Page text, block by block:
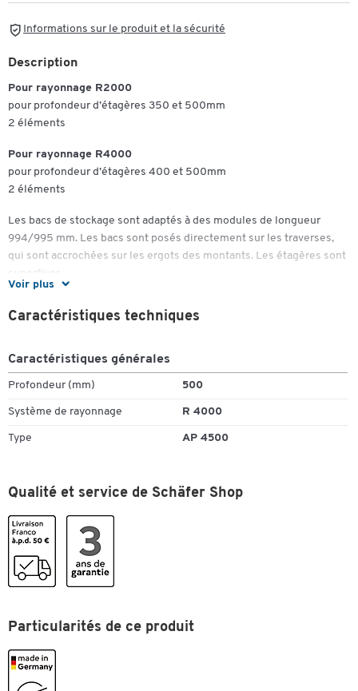
Informations sur le produit et la sécurité
Voir plus
Description
Pour rayonnage R2000
pour profondeur d’étagères 350 et 500mm
2 éléments
Pour rayonnage R4000
pour profondeur d’étagères 400 et 500mm
2 éléments
Les bacs de stockage sont adaptés à des modules de longueur
994/995 mm. Les bacs sont posés directement sur les traverses,
qui sont accrochées sur les ergots des montants. Les étagères sont
superflues.
Caractéristiques techniques
Caractéristiques générales
Profondeur (mm) 500
Système de rayonnage R 4000
Type AP 4500
Qualité et service de Schäfer Shop
Particularités de ce produit